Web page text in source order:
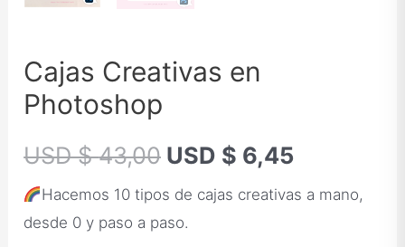
Cajas Creativas en
Photoshop
USD $43,00 USD $ 6,45
Hacemos 10 tipos de cajas creativas a mano,
desde 0 y paso a paso.